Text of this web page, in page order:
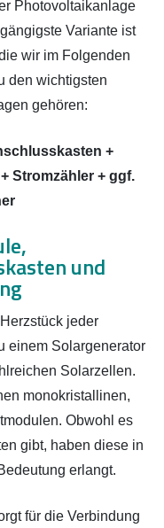
Photovoltaikanlage
Variante ist
wir im Folgenden
den wichtigsten
gehören:
+
Stromzähler + ggf.
und
jeder
einem Solargenerator
Solarzellen.
monokristallinen,
Obwohl es
gibt, haben diese in
erlangt.
für die Verbindung